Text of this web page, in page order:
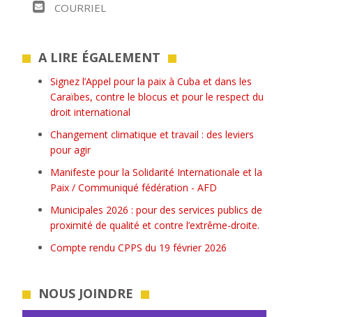
COURRIEL
A LIRE ÉGALEMENT
Signez l’Appel pour la paix à Cuba et dans les
Caraïbes, contre le blocus et pour le respect du
droit international
Changement climatique et travail : des leviers
pour agir
Manifeste pour la Solidarité Internationale et la
Paix / Communiqué fédération - AFD
Municipales 2026 : pour des services publics de
proximité de qualité et contre l’extrême-droite.
Compte rendu CPPS du 19 février 2026
NOUS JOINDRE